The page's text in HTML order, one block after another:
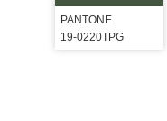
PANTONE
19-0220TPG